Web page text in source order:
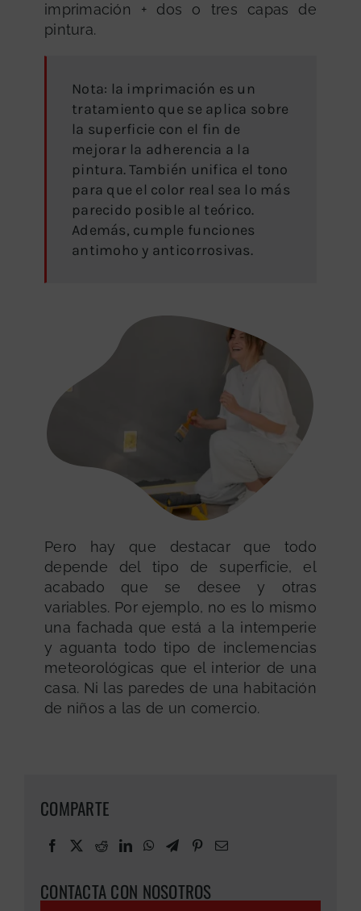
imprimación + dos o tres capas de
pintura.
Nota: la imprimación es un
tratamiento que se aplica sobre
la superficie con el fin de
mejorar la adherencia a la
pintura. También unifica el tono
para que el color real sea lo más
parecido posible al teórico.
Además, cumple funciones
antimoho y anticorrosivas.
Pero hay que destacar que todo
depende del tipo de superficie, el
acabado que se desee y otras
variables. Por ejemplo, no es lo mismo
una fachada que está a la intemperie
y aguanta todo tipo de inclemencias
meteorológicas que el interior de una
casa. Ni las paredes de una habitación
de niños a las de un comercio.
COMPARTE
CONTACTA CON NOSOTROS